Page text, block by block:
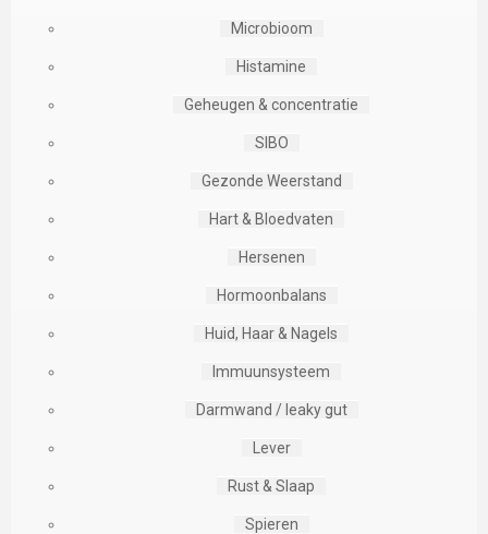
Microbioom
Histamine
Geheugen & concentratie
SIBO
Gezonde Weerstand
Hart & Bloedvaten
Hersenen
Hormoonbalans
Huid, Haar & Nagels
Immuunsysteem
Darmwand / leaky gut
Lever
Rust & Slaap
Spieren